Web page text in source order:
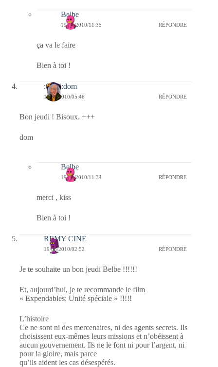
Belbe
19/08/2010/11:35 RÉPONDRE
ça va le faire
Bien à toi !
:0014:dom
19/08/2010/05:46 RÉPONDRE
Bon jeudi ! Bisoux. +++
dom
Belbe
19/08/2010/11:34 RÉPONDRE
merci , kiss
Bien à toi !
REMY CINE
19/08/2010/02:52 RÉPONDRE
Je te souhaite un bon jeudi Belbe !!!!!!
Et, aujourd’hui, je te recommande le film
« Expendables: Unité spéciale » !!!!!
L’histoire
Ce ne sont ni des mercenaires, ni des agents secrets. Ils
choisissent eux-mêmes leurs missions et n’obéissent à
aucun gouvernement. Ils ne le font ni pour l’argent, ni
pour la gloire, mais parce
qu’ils aident les cas désespérés.